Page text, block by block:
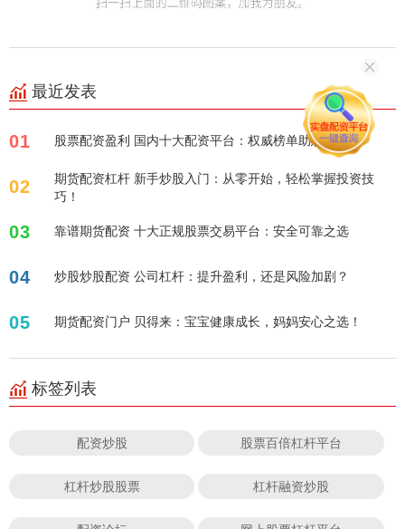
最近发表
01 股票配资盈利 国内十大配资平台：权威榜单助您掘金！
02
期货配资杠杆 新手炒股入门：从零开始，轻松掌握投资技
巧！
03 靠谱期货配资 十大正规股票交易平台：安全可靠之选
04 炒股炒股配资 公司杠杆：提升盈利，还是风险加剧？
05 期货配资门户 贝得来：宝宝健康成长，妈妈安心之选！
标签列表
配资炒股 股票百倍杠杆平台
杠杆炒股股票 杠杆融资炒股